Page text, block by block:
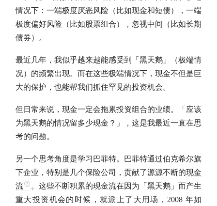
情况下：一端极度厌恶风险（比如现金和短债），一端
极度偏好风险（比如股票组合），忽视中间（比如长期
债券）。
最近几年，我似乎越来越能感受到「黑天鹅」（极端情
况）的频繁出现。而在这些极端情况下，现金不但是巨
大的保护，也能帮我们抓住罕见的投资机会。
但日常来说，现金一定会拖累投资组合的业绩。「应该
为黑天鹅的情况留多少现金？」，这是我最近一直在思
考的问题。
另一个思考角度是学习巴菲特。巴菲特通过伯克希尔旗
下企业，特别是几个保险公司，贡献了源源不断的现金
流
。这些不断积累的现金流在因为「黑天鹅」而产生
重大投资机会的时候，就派上了大用场，2008 年如